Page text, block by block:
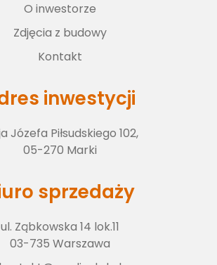
O inwestorze
z budowy
Kontakt
O inwestorze
Zdjęcia z budowy
Kontakt
inwestycji
Józefa Piłsudskiego 102,
05-270 Marki
sprzedaży
ul. Ząbkowska 14 lok.11
03-735 Warszawa